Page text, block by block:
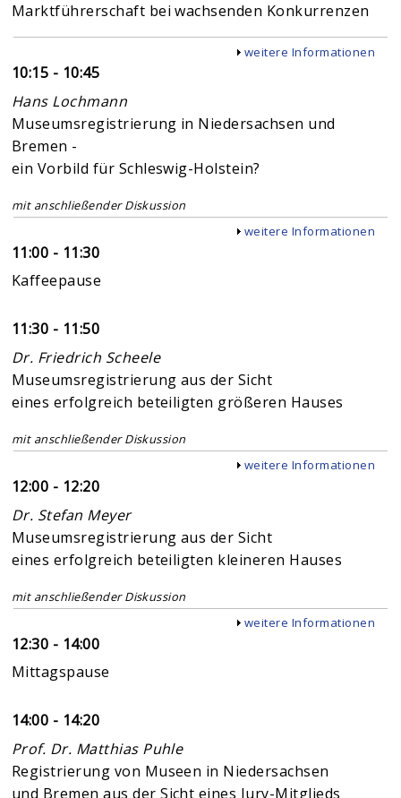
Marktführerschaft bei wachsenden Konkurrenzen
Anzeigen
weitere Informationen
10:15 - 10:45
Hans Lochmann
Museumsregistrierung in Niedersachsen und
Bremen -
ein Vorbild für Schleswig-Holstein?
mit anschließender Diskussion
Anzeigen
weitere Informationen
11:00 - 11:30
Kaffeepause
11:30 - 11:50
Dr. Friedrich Scheele
Museumsregistrierung aus der Sicht
eines erfolgreich beteiligten größeren Hauses
mit anschließender Diskussion
Anzeigen
weitere Informationen
12:00 - 12:20
Dr. Stefan Meyer
Museumsregistrierung aus der Sicht
eines erfolgreich beteiligten kleineren Hauses
mit anschließender Diskussion
Anzeigen
weitere Informationen
12:30 - 14:00
Mittagspause
14:00 - 14:20
Prof. Dr. Matthias Puhle
Registrierung von Museen in Niedersachsen
und Bremen aus der Sicht eines Jury-Mitglieds